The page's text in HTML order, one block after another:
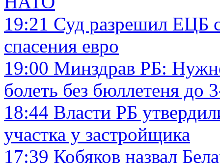
19:21 Суд разрешил ЕЦБ
спасения евро
19:00 Минздрав РБ:
болеть без бюллетеня до
18:44 Власти РБ
участка у застройщика
17:39 Кобяков назвал